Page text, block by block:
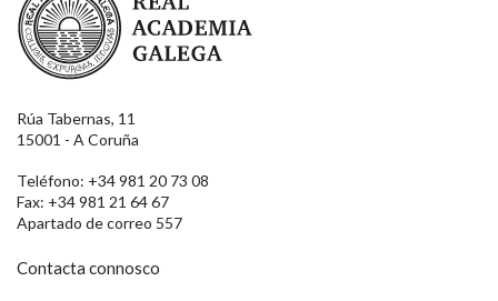
Rúa Tabernas, 11
15001 - A Coruña
Teléfono: +34 981 20 73 08
Fax: +34 981 21 64 67
Apartado de correo 557
Contacta connosco